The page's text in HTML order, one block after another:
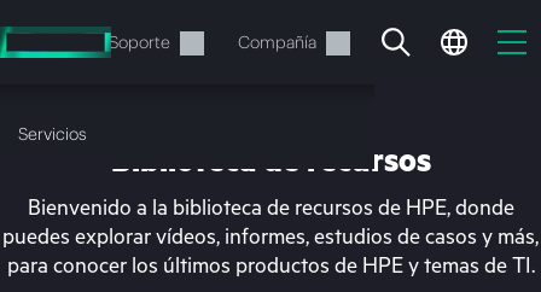
al
contenido
Soporte Compañía
Servicios
Biblioteca de recursos
Bienvenido a la biblioteca de recursos de HPE, donde
puedes explorar vídeos, informes, estudios de casos y más,
para conocer los últimos productos de HPE y temas de TI.